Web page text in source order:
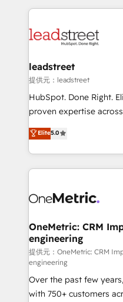
HubSpot projects for
combine HubSpot,
and technology for
growth. Our expertise
architecture, AI
delivered through our
Partner and ISO
we blend strategy,
leadstreet
提供元：leadstreet
HubSpot. Done Right.
proven expertise
implementations. With 12+ years of HubSpot
experience, we help
to its fullest capacity,
website, or build your
Elite5.0
OneMetric: CRM
engineering
提供元：OneMetric: CRM
engineering
Over the past few
with 750+ customers